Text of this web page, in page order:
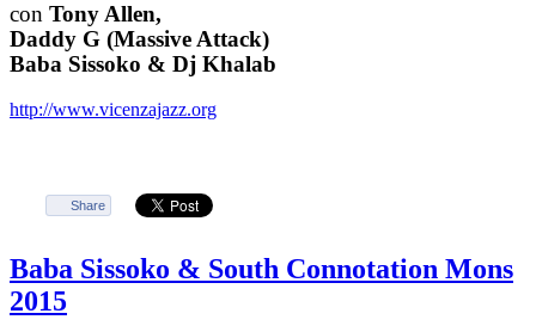
con Tony Allen,
Daddy G (Massive Attack)
Baba Sissoko & Dj Khalab
http://www.vicenzajazz.org
Share
Baba Sissoko & South Connotation Mons
2015